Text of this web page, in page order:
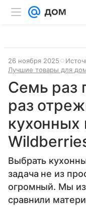
26 ноября 2025
Лучшие товары для
Семь раз
раз
кухонных
Выбрать
задача не из
огромный. Мы
сравнили